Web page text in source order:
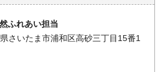
ふれあい担当
さいたま市浦和区高砂三丁目15番1